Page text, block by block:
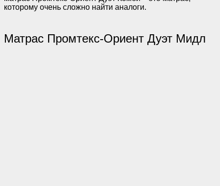
которому очень сложно найти аналоги.
Матрас Промтекс-Ориент Дуэт Мидл